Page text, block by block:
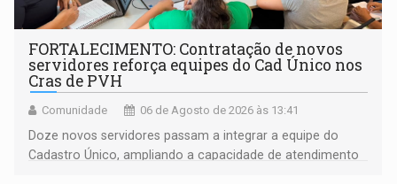
FORTALECIMENTO: Contratação de novos
servidores reforça equipes do Cad Único nos
Cras de PVH
Comunidade 06 de Agosto de 2026 às 13:41
Doze novos servidores passam a integrar a equipe do
Cadastro Único, ampliando a capacidade de atendimento